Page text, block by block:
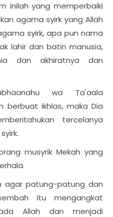
inilah yang memperbaiki
agama syirk yang Allah
syirk, apa pun nama
lahir dan batin manusia,
dan akhiratnya dan
wa Ta'aala
berbuat ikhlas, maka Dia
tercelanya
musyrik Mekah yang
agar patung-patung dan
itu mengangkat
Allah dan menjadi